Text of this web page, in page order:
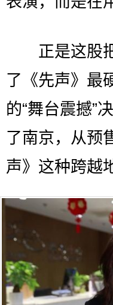
正是这股把“
了《先声》最
的“舞台震撼”
了南京，从预
声》这种跨越